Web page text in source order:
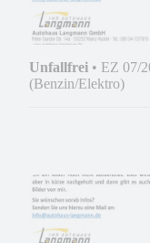
Unfallfrei • EZ 07/
(Benzin/Elektro)